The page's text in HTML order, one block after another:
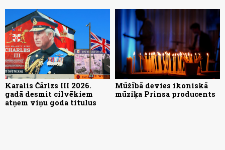
Karalis Čārlzs III 2026.
gadā desmit cilvēkiem
atņem viņu goda titulus
Mūžībā devies ikoniskā
mūziķa Prinsa producents